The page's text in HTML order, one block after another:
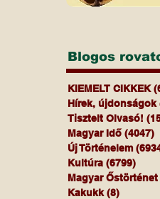
Blogos
KIEMELT CIKKEK
Hírek, újdonságok
Tisztelt Olvasó!
Magyar Idő (4047)
Új Történelem
Kultúra (6799)
Magyar Őstörténet
Kakukk (8)